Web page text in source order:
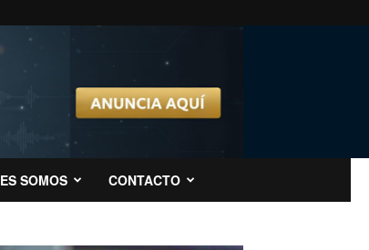
SOMOS CONTACTO